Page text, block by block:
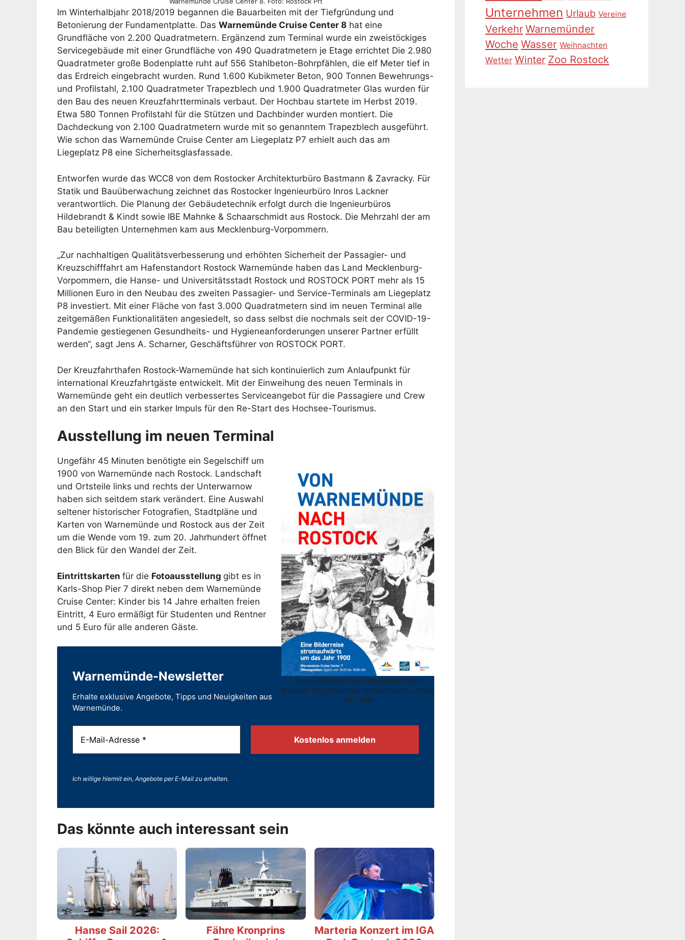
Im Winterhalbjahr 2018/2019 begannen die Bauarbeiten mit der Tiefgründung und
Betonierung der Fundamentplatte. Das Warnemünde Cruise Center 8 hat eine
Grundfläche von 2.200 Quadratmetern. Ergänzend zum Terminal wurde ein zweistöckiges
Servicegebäude mit einer Grundfläche von 490 Quadratmetern je Etage errichtet Die 2.980
Quadratmeter große Bodenplatte ruht auf 556 Stahlbeton-Bohrpfählen, die elf Meter tief in
das Erdreich eingebracht wurden. Rund 1.600 Kubikmeter Beton, 900 Tonnen Bewehrungs-
und Profilstahl, 2.100 Quadratmeter Trapezblech und 1.900 Quadratmeter Glas wurden für
den Bau des neuen Kreuzfahrtterminals verbaut. Der Hochbau startete im Herbst 2019.
Etwa 580 Tonnen Profilstahl für die Stützen und Dachbinder wurden montiert. Die
Dachdeckung von 2.100 Quadratmetern wurde mit so genanntem Trapezblech ausgeführt.
Wie schon das Warnemünde Cruise Center am Liegeplatz P7 erhielt auch das am
Liegeplatz P8 eine Sicherheitsglasfassade.
Entworfen wurde das WCC8 von dem Rostocker Architekturbüro Bastmann & Zavracky. Für
Statik und Bauüberwachung zeichnet das Rostocker Ingenieurbüro Inros Lackner
verantwortlich. Die Planung der Gebäudetechnik erfolgt durch die Ingenieurbüros
Hildebrandt & Kindt sowie IBE Mahnke & Schaarschmidt aus Rostock. Die Mehrzahl der am
Bau beteiligten Unternehmen kam aus Mecklenburg-Vorpommern.
„Zur nachhaltigen Qualitätsverbesserung und erhöhten Sicherheit der Passagier- und
Kreuzschifffahrt am Hafenstandort Rostock Warnemünde haben das Land Mecklenburg-
Vorpommern, die Hanse- und Universitätsstadt Rostock und ROSTOCK PORT mehr als 15
Millionen Euro in den Neubau des zweiten Passagier- und Service-Terminals am Liegeplatz
P8 investiert. Mit einer Fläche von fast 3.000 Quadratmetern sind im neuen Terminal alle
zeitgemäßen Funktionalitäten angesiedelt, so dass selbst die nochmals seit der COVID-19-
Pandemie gestiegenen Gesundheits- und Hygieneanforderungen unserer Partner erfüllt
werden“, sagt Jens A. Scharner, Geschäftsführer von ROSTOCK PORT.
Der Kreuzfahrthafen Rostock-Warnemünde hat sich kontinuierlich zum Anlaufpunkt für
international Kreuzfahrtgäste entwickelt. Mit der Einweihung des neuen Terminals in
Warnemünde geht ein deutlich verbessertes Serviceangebot für die Passagiere und Crew
an den Start und ein starker Impuls für den Re-Start des Hochsee-Tourismus.
Ausstellung im neuen Terminal
Fotoausstellung Von Warnemünde nach
Rostock: Eine Bilderreise stromaufwärts um das
Jahr 1900
Ungefähr 45 Minuten benötigte ein Segelschiff um
1900 von Warnemünde nach Rostock. Landschaft
und Ortsteile links und rechts der Unterwarnow
haben sich seitdem stark verändert. Eine Auswahl
seltener historischer Fotografien, Stadtpläne und
Karten von Warnemünde und Rostock aus der Zeit
um die Wende vom 19. zum 20. Jahrhundert öffnet
den Blick für den Wandel der Zeit.
Eintrittskarten für die Fotoausstellung gibt es in
Karls-Shop Pier 7 direkt neben dem Warnemünde
Cruise Center: Kinder bis 14 Jahre erhalten freien
Eintritt, 4 Euro ermäßigt für Studenten und Rentner
und 5 Euro für alle anderen Gäste.
Warnemünde-Newsletter
Erhalte exklusive Angebote, Tipps und Neuigkeiten aus
Warnemünde.
Ich willige hiermit ein, Angebote per E-Mail zu erhalten.
Das könnte auch interessant sein
Hanse Sail 2026:
Fähre Kronprins
Marteria Konzert im IGA
Unternehmen Urlaub Vereine
Verkehr Warnemünder
Woche Wasser Weihnachten
Wetter Winter Zoo Rostock